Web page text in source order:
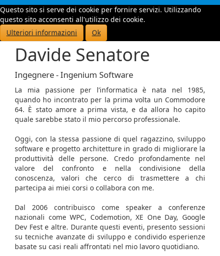
Questo sito si serve dei cookie per fornire servizi. Utilizzando
questo sito acconsenti all'utilizzo dei cookie.
Ulteriori informazioni
Ok
Toggle
Davide Senatore
Ingegnere - Ingenium Software
La mia passione per l’informatica è nata nel 1985,
quando ho incontrato per la prima volta un Commodore
64. È stato amore a prima vista, e da allora ho capito
quale sarebbe stato il mio percorso professionale.
Oggi, con la stessa passione di quel ragazzino, sviluppo
software e progetto architetture in grado di migliorare la
produttività delle persone. Credo profondamente nel
valore del confronto e nella condivisione della
conoscenza, valori che cerco di trasmettere a chi
partecipa ai miei corsi o collabora con me.
Dal 2006 contribuisco come speaker a conferenze
nazionali come WPC, Codemotion, XE One Day, Google
Dev Fest e altre. Durante questi eventi, presento sessioni
su tecniche avanzate di sviluppo e condivido esperienze
basate su casi reali affrontati nel mio lavoro quotidiano.